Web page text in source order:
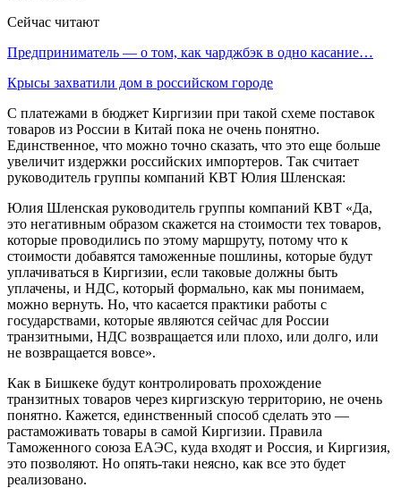
Сейчас читают
Предприниматель — о том, как чарджбэк в одно касание…
Крысы захватили дом в российском городе
С платежами в бюджет Киргизии при такой схеме поставок
товаров из России в Китай пока не очень понятно.
Единственное, что можно точно сказать, что это еще больше
увеличит издержки российских импортеров. Так считает
руководитель группы компаний КВТ Юлия Шленская:
Юлия Шленская руководитель группы компаний КВТ «Да,
это негативным образом скажется на стоимости тех товаров,
которые проводились по этому маршруту, потому что к
стоимости добавятся таможенные пошлины, которые будут
уплачиваться в Киргизии, если таковые должны быть
уплачены, и НДС, который формально, как мы понимаем,
можно вернуть. Но, что касается практики работы с
государствами, которые являются сейчас для России
транзитными, НДС возвращается или плохо, или долго, или
не возвращается вовсе».
Как в Бишкеке будут контролировать прохождение
транзитных товаров через киргизскую территорию, не очень
понятно. Кажется, единственный способ сделать это —
растаможивать товары в самой Киргизии. Правила
Таможенного союза ЕАЭС, куда входят и Россия, и Киргизия,
это позволяют. Но опять-таки неясно, как все это будет
реализовано.